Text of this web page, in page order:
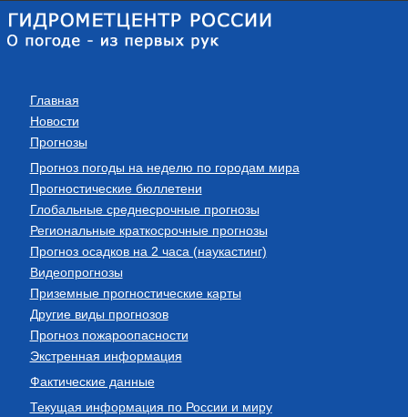
Главная
Новости
Прогнозы
Прогноз погоды на неделю по городам мира
Прогностические бюллетени
Глобальные среднесрочные прогнозы
Региональные краткосрочные прогнозы
Прогноз осадков на 2 часа (наукастинг)
Видеопрогнозы
Приземные прогностические карты
Другие виды прогнозов
Прогноз пожароопасности
Экстренная информация
Фактические данные
Текущая информация по России и миру